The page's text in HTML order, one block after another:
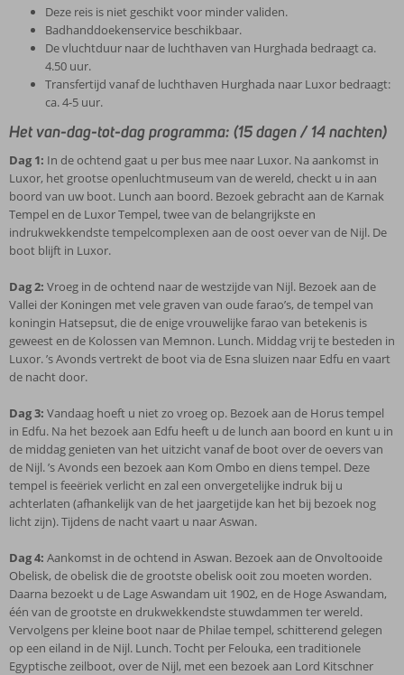
Deze reis is niet geschikt voor minder validen.
Badhanddoekenservice beschikbaar.
De vluchtduur naar de luchthaven van Hurghada bedraagt ca.
4.50 uur.
Transfertijd vanaf de luchthaven Hurghada naar Luxor bedraagt:
ca. 4-5 uur.
Het van-dag-tot-dag programma: (15 dagen / 14 nachten)
Dag 1: In de ochtend gaat u per bus mee naar Luxor. Na aankomst in
Luxor, het grootse openluchtmuseum van de wereld, checkt u in aan
boord van uw boot. Lunch aan boord. Bezoek gebracht aan de Karnak
Tempel en de Luxor Tempel, twee van de belangrijkste en
indrukwekkendste tempelcomplexen aan de oost oever van de Nijl. De
boot blijft in Luxor.
Dag 2: Vroeg in de ochtend naar de westzijde van Nijl. Bezoek aan de
Vallei der Koningen met vele graven van oude farao’s, de tempel van
koningin Hatsepsut, die de enige vrouwelijke farao van betekenis is
geweest en de Kolossen van Memnon. Lunch. Middag vrij te besteden in
Luxor. ’s Avonds vertrekt de boot via de Esna sluizen naar Edfu en vaart
de nacht door.
Dag 3: Vandaag hoeft u niet zo vroeg op. Bezoek aan de Horus tempel
in Edfu. Na het bezoek aan Edfu heeft u de lunch aan boord en kunt u in
de middag genieten van het uitzicht vanaf de boot over de oevers van
de Nijl. ’s Avonds een bezoek aan Kom Ombo en diens tempel. Deze
tempel is feeëriek verlicht en zal een onvergetelijke indruk bij u
achterlaten (afhankelijk van de het jaargetijde kan het bij bezoek nog
licht zijn). Tijdens de nacht vaart u naar Aswan.
Dag 4: Aankomst in de ochtend in Aswan. Bezoek aan de Onvoltooide
Obelisk, de obelisk die de grootste obelisk ooit zou moeten worden.
Daarna bezoekt u de Lage Aswandam uit 1902, en de Hoge Aswandam,
één van de grootste en drukwekkendste stuwdammen ter wereld.
Vervolgens per kleine boot naar de Philae tempel, schitterend gelegen
op een eiland in de Nijl. Lunch. Tocht per Felouka, een traditionele
Egyptische zeilboot, over de Nijl, met een bezoek aan Lord Kitschner